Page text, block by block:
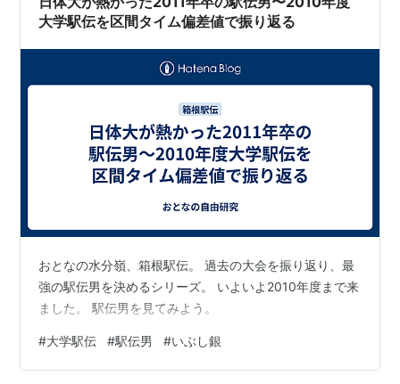
属性です。そのため、少年漫画や「俺TUEEE…
大学駅伝を区間タイム偏差値で振り返る
おとなの水分嶺、箱根駅伝。 過去の大会を振り返り、最
強の駅伝男を決めるシリーズ。 いよいよ2010年度まで来
ました。 駅伝男を見てみよう。
#大学駅伝 #駅伝男 #いぶし銀